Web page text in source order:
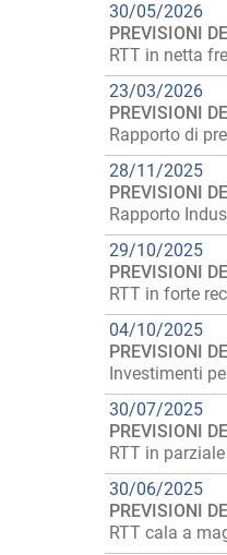
30/05/2026
PREVISIONI
RTT in netta
23/03/2026
PREVISIONI
Rapporto di
28/11/2025
PREVISIONI
Rapporto
29/10/2025
PREVISIONI
RTT in forte
04/10/2025
PREVISIONI
Investimenti
30/07/2025
PREVISIONI
RTT in
30/06/2025
PREVISIONI
RTT cala a